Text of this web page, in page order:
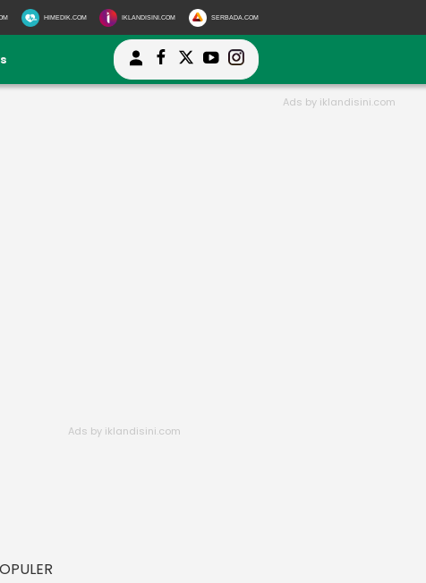
HIMEDIK.COM IKLANDISINI.COM SERBADA.COM